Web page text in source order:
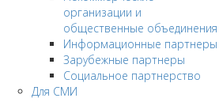
организации и
общественные объединения
Информационные партнеры
Зарубежные партнеры
Социальное партнерство
Для СМИ